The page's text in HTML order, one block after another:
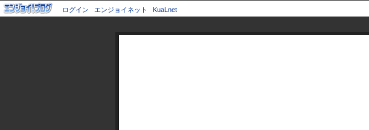
ログイン エンジョイネット KuaLnet